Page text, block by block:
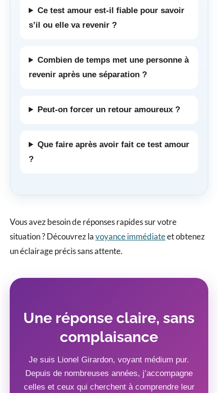
Ce test amour est-il fiable pour savoir
s’il ou elle va revenir ?
Combien de temps met une personne à
revenir après une séparation ?
Peut-on forcer un retour amoureux ?
Que faire après avoir fait ce test amour
?
Vous avez besoin de réponses rapides sur votre
situation ? Découvrez la voyance immédiateet obtenez
un éclairage précis sans attente.
Une réponse claire, sans
complaisance
Je suis Lionel Girardon, voyant médium pur.
Depuis de nombreuses années, j’accompagne
celles et ceux qui cherchent à comprendre leur